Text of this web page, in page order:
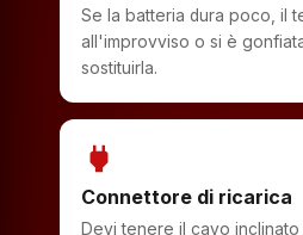
Se la batteria dura poco, il
all'improvviso o si è
sostituirla.
power
Connettore di ricarica
Devi tenere il cavo